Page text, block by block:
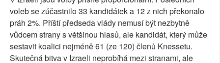
voleb se zúčastnilo 33 kandidátek a 12 z nich překonalo
práh 2%. Příští předseda vlády nemusí být nezbytně
vůdcem strany s většinou hlasů, ale kandidát, který může
sestavit koalici nejméně 61 (ze 120) členů Knessetu.
Skutečná bitva v Izraeli neprobíhá mezi stranami, ale